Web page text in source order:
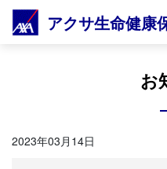
Skip
アクサ生命健康
お
2023年03月14日